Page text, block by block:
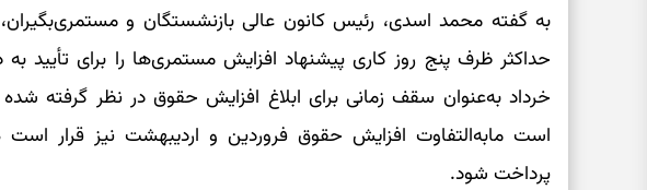
به گفته محمد اسدی، رئیس کانون عالی بازنشستگان و
خرداد به‌عنوان سقف زمانی برای ابلاغ افزایش حقوق در نظر گرفته
است مابه‌التفاوت افزایش حقوق فروردین و اردیبهشت نیز قرار
پرداخت شود.